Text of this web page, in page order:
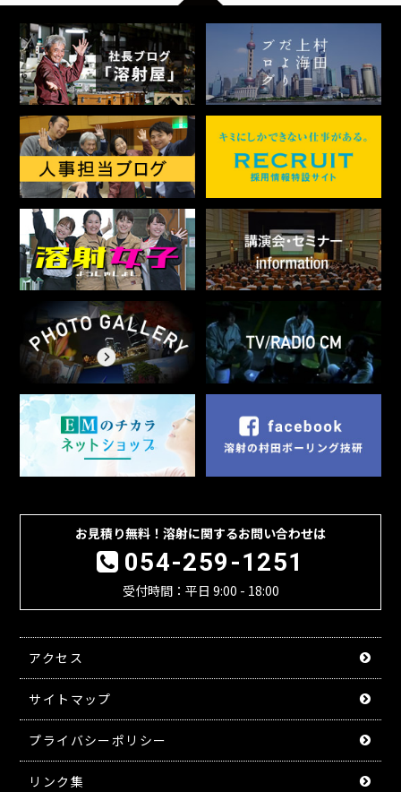
お見積り無料！溶射に関するお問い合わせは
054-259-1251
受付時間：平日 9:00 - 18:00
アクセス
サイトマップ
プライバシーポリシー
リンク集